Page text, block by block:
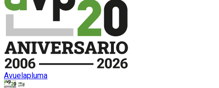
Avuelapluma